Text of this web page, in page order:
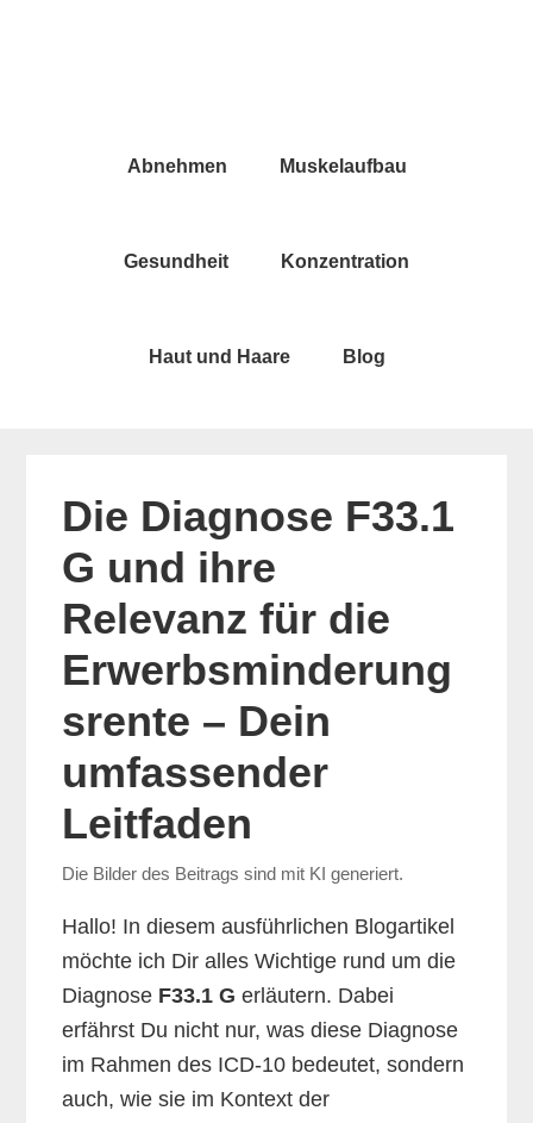
Abnehmen Muskelaufbau
Gesundheit Konzentration
Haut und Haare Blog
Die Diagnose F33.1
G und ihre
Relevanz für die
Erwerbsminderung
srente – Dein
umfassender
Leitfaden
Die Bilder des Beitrags sind mit KI generiert.
Hallo! In diesem ausführlichen Blogartikel
möchte ich Dir alles Wichtige rund um die
Diagnose F33.1 G erläutern. Dabei
erfährst Du nicht nur, was diese Diagnose
im Rahmen des ICD-10 bedeutet, sondern
auch, wie sie im Kontext der